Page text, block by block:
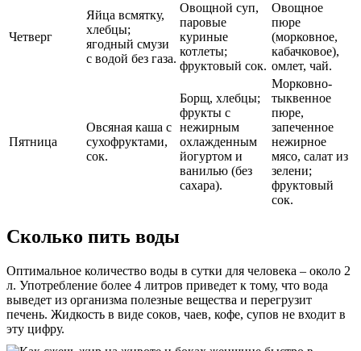
Четверг
Яйца всмятку,
хлебцы;
ягодный смузи
с водой без газа.
Овощной суп,
паровые
куриные
котлеты;
фруктовый сок.
Овощное
пюре
(морковное,
кабачковое),
омлет, чай.
Пятница
Овсяная каша с
сухофруктами,
сок.
Борщ, хлебцы;
фрукты с
нежирным
охлажденным
йогуртом и
ванилью (без
сахара).
Морковно-
тыквенное
пюре,
запеченное
нежирное
мясо, салат из
зелени;
фруктовый
сок.
Сколько пить воды
Оптимальное количество воды в сутки для человека – около 2
л. Употребление более 4 литров приведет к тому, что вода
выведет из организма полезные вещества и перегрузит
печень. Жидкость в виде соков, чаев, кофе, супов не входит в
эту цифру.